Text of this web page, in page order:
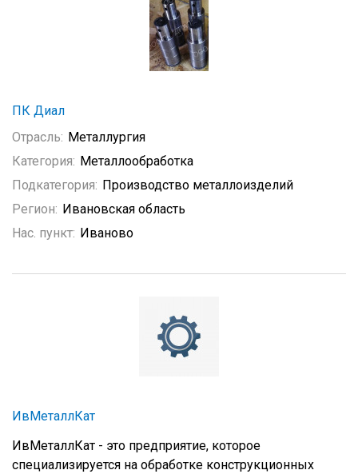
ПК Диал
Отрасль: Металлургия
Категория: Металлообработка
Подкатегория: Производство металлоизделий
Регион: Ивановская область
Нас. пункт: Иваново
ИвМеталлКат
ИвМеталлКат - это предприятие, которое
специализируется на обработке конструкционных